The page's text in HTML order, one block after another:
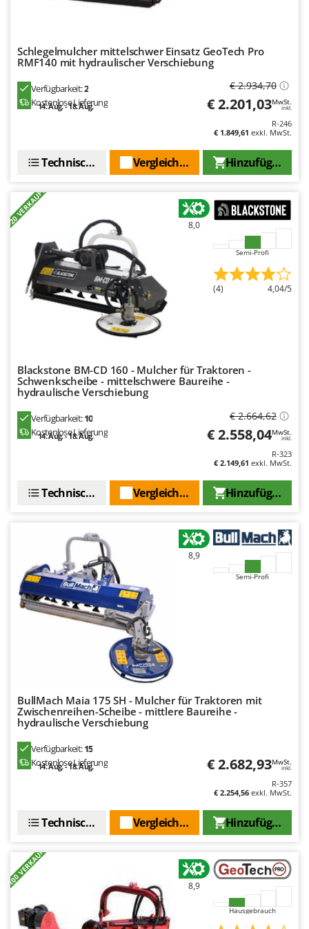
Ooni
Oriental Koshin
Outdoorchef
Paterlini
Prismafood
R.G.V.
Resto Italia
Ribimex
Ripartrak
Ritter
Royal Food
Ryobi
S
S.T.P.
Shark
Shindaiwa
Silky
Simatech
Smeg
Spice Electronics
Schlegelmulcher mittelschwer Einsatz GeoTech Pro
RMF140 mit hydraulischer Verschiebung
Verfügbarkeit:2
Kostenlose Lieferung
14. Aug. - 18. Aug.
€ 2.934,70
€ 2.201,03MwSt.
inkl.
R-246
€ 1.849,61 exkl. MwSt.
Hinzufügen
Vergleichen Sie
Technische Daten
+20 VERKAUFT 8,0
Semi-Profi
(4) 4,04/5
Blackstone BM-CD 160 - Mulcher für Traktoren -
Schwenkscheibe - mittelschwere Baureihe -
hydraulische Verschiebung
Verfügbarkeit:10
Kostenlose Lieferung
14. Aug. - 18. Aug.
€ 2.664,62
€ 2.558,04MwSt.
inkl.
R-323
€ 2.149,61 exkl. MwSt.
Hinzufügen
Vergleichen Sie
Technische Daten
8,9
Semi-Profi
BullMach Maia 175 SH - Mulcher für Traktoren mit
Zwischenreihen-Scheibe - mittlere Baureihe -
hydraulische Verschiebung
Verfügbarkeit:15
Kostenlose Lieferung
14. Aug. - 18. Aug. € 2.682,93MwSt.
inkl.
R-357
€ 2.254,56 exkl. MwSt.
Hinzufügen
Vergleichen Sie
Technische Daten
+100 VERKAUFT 8,9
Hausgebrauch